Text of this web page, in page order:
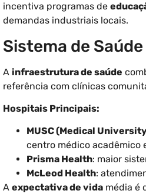
incentiva programas de
demandas industriais locais.
Sistema de Saúde
A infraestrutura de saúde
referência com clínicas
Hospitais Principais:
MUSC (Medical
centro médico acadêmico
Prisma Health: maior
McLeod Health:
A expectativa de vida média é